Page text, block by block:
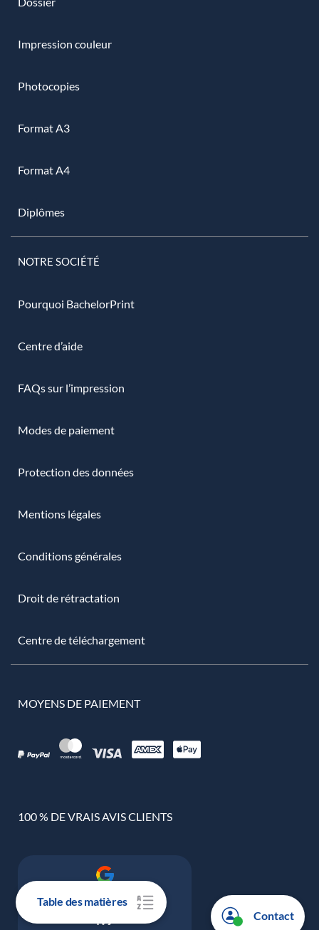
Table des matières
Impression couleur
Photocopies
Format A3
Format A4
Diplômes
NOTRE SOCIÉTÉ
Pourquoi BachelorPrint
Centre d’aide
FAQs sur l’impression
Modes de paiement
Protection des données
Mentions légales
Conditions générales
Droit de rétractation
Centre de téléchargement
MOYENS DE PAIEMENT
100 % DE VRAIS AVIS CLIENTS
Note de Google
4.9 Contact